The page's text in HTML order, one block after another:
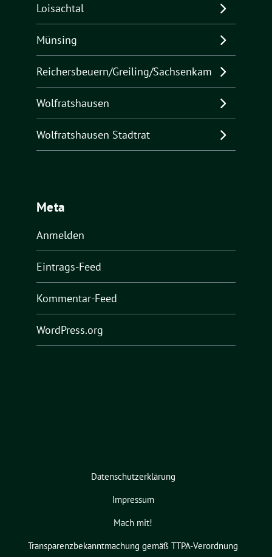
Loisachtal
Münsing
Reichersbeuern/Greiling/Sachsenkam
Wolfratshausen
Wolfratshausen Stadtrat
Meta
Anmelden
Eintrags-Feed
Kommentar-Feed
WordPress.org
Datenschutzerklärung
Impressum
Mach mit!
Transparenzbekanntmachung gemäß TTPA-Verordnung